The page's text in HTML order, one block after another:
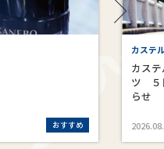
おすすめ
カステ
カス
ツ ５
らせ